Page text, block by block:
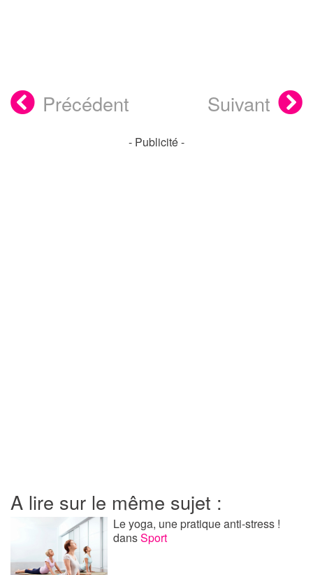
Précédent Suivant
- Publicité -
A lire sur le même sujet :
Le yoga, une pratique anti-stress !
dansSport